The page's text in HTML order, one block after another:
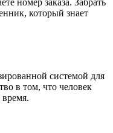
номер заказа. Забрать
который знает
системой для
в том, что человек
время.